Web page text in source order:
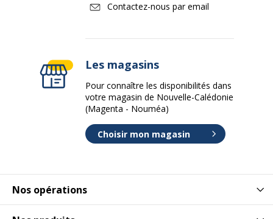
Nos opérations
Contactez-nous par email
Les magasins
Pour connaître les disponibilités dans
votre magasin de Nouvelle-Calédonie
(Magenta - Nouméa)
Choisir mon magasin